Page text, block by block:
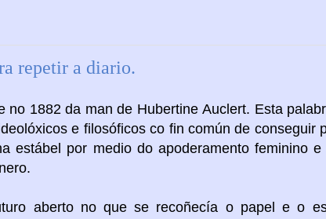
repetir a diario.
no 1882 da man de Hubertine Auclert. Esta
e filosóficos co fin común de conseguir
estábel por medio do apoderamentofeminino e
aberto no que se recoñecía o papel e o